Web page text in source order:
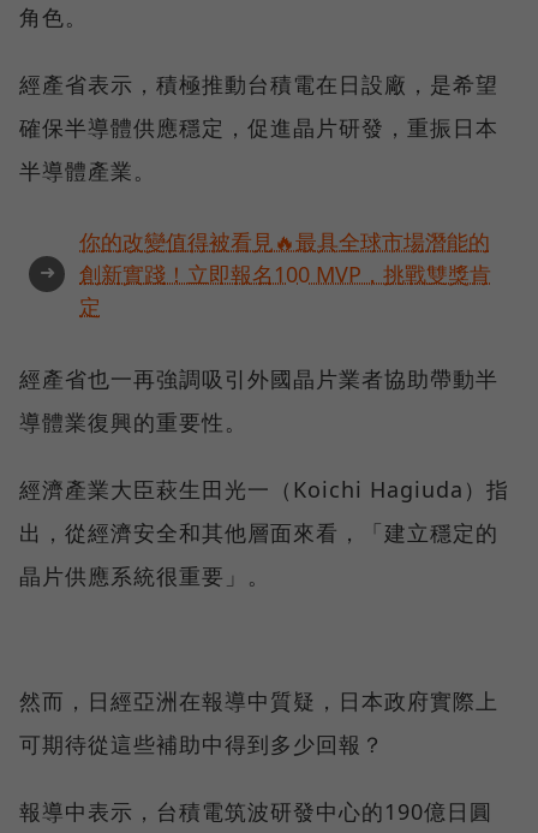
角色。
經產省表示，積極推動台積電在日設廠，是希望
確保半導體供應穩定，促進晶片研發，重振日本
半導體產業。
➜
你的改變值得被看見🔥最具全球市場潛能的
創新實踐！立即報名100 MVP，挑戰雙獎肯
定
經產省也一再強調吸引外國晶片業者協助帶動半
導體業復興的重要性。
經濟產業大臣萩生田光一（Koichi Hagiuda）指
出，從經濟安全和其他層面來看，「建立穩定的
晶片供應系統很重要」。
然而，日經亞洲在報導中質疑，日本政府實際上
可期待從這些補助中得到多少回報？
報導中表示，台積電筑波研發中心的190億日圓